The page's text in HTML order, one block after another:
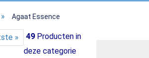
Wachtwoord vergeten?
» Agaat Essence
» 49 Producten in
deze categorie